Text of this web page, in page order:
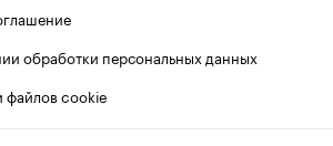
обработки персональных данных
файлов cookie